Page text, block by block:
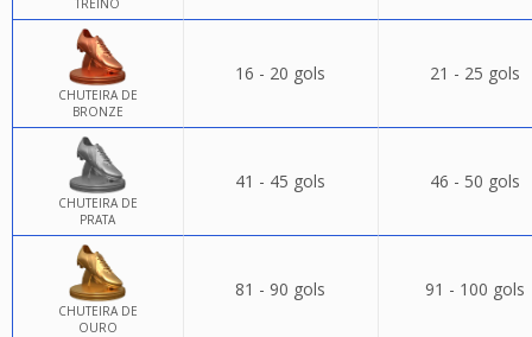
TREINO
CHUTEIRA DE
BRONZE
16 - 20 gols 21 - 25 gols
CHUTEIRA DE
PRATA
41 - 45 gols 46 - 50 gols
CHUTEIRA DE
OURO
81 - 90 gols 91 - 100 gols